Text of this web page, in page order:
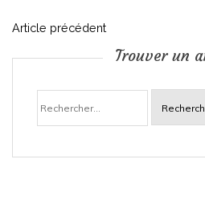
N
i
Article précédent
Trouver un
Rechercher :